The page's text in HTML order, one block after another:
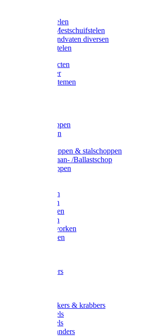
Gardena stelen
Sneeuw- /Mestschuifstelen
Stelen / Handvaten diversen
Telescoopstelen
Tuin producten
Fruitplukker
Ophangsystemen
Betonschoppen
Schepbatsen
Ballastschoppen & stalschoppen
Slijtsrip Graan- /Ballastschop
Graanschoppen
Hooivorken
Mestvorken
Bietenvorken
Maisvorken
Aardappelvorken
Vijgenvorken
Tuinkrabbers
Onkruidstekers & krabbers
Hartschoffels
Ruitschoffels
Onkruidbranders